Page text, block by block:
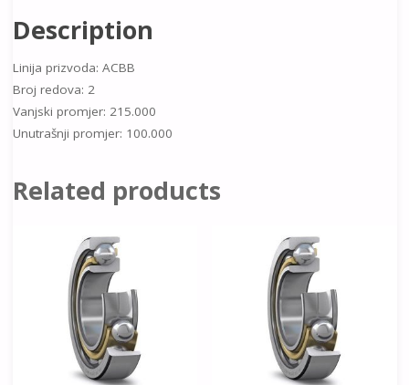
Description
Linija prizvoda: ACBB
Broj redova: 2
Vanjski promjer: 215.000
Unutrašnji promjer: 100.000
Related products